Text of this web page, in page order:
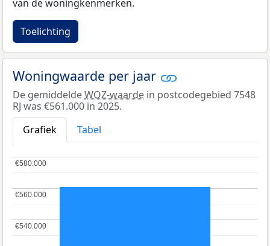
van de woningkenmerken.
Toelichting
Woningwaarde per jaar
De gemiddeldeWOZ-waarde in postcodegebied 7548
RJ was €561.000 in 2025.
Grafiek
Tabel
€540.000
€540.000
€560.000
€560.000
€580.000
€580.000